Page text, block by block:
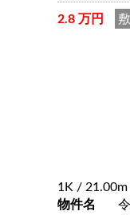
2.8 万円 敷
1K / 21.00m
物件名